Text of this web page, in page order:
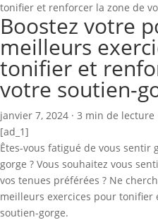
tonifier et renforcer la zone de
Boostez votre
meilleurs
tonifier et
votre soutien-
janvier 7, 2024 · 3 min de lecture
[ad_1]
Êtes-vous fatigué de vous sentir
gorge ? Vous souhaitez vous
vos tenues préférées ? Ne
meilleurs exercices pour tonifier
soutien-gorge.